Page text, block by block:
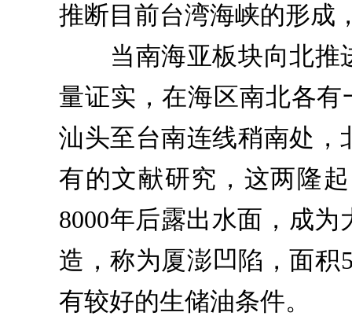
推断目前台湾海峡的形成
当南海亚板块向北推
量证实，在海区南北各
汕头至台南连线稍南处
有的文献研究，这两隆
8000年后露出水面，成
造，称为厦澎凹陷，面积
有较好的生储油条件。